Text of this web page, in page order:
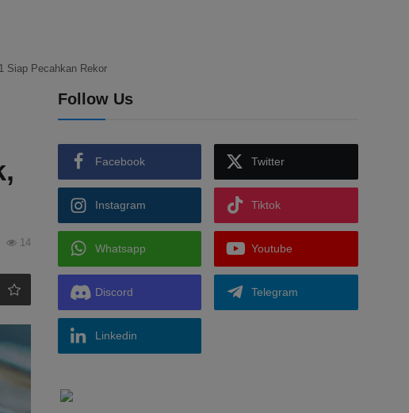
Siap Pecahkan Rekor
14
Follow Us
Facebook Twitter
Instagram Tiktok
Whatsapp Youtube
Discord Telegram
Linkedin